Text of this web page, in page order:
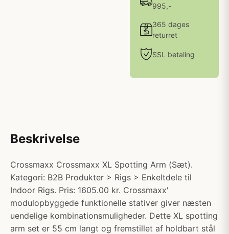
995,-
365 dages
returret
SSL betaling
Beskrivelse
Crossmaxx Crossmaxx XL Spotting Arm (Sæt).
Kategori: B2B Produkter > Rigs > Enkeltdele til
Indoor Rigs. Pris: 1605.00 kr. Crossmaxx'
modulopbyggede funktionelle stativer giver næsten
uendelige kombinationsmuligheder. Dette XL spotting
arm set er 55 cm langt og fremstillet af holdbart stål